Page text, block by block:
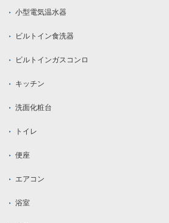
小型電気温水器
ビルトイン食洗器
ビルトインガスコンロ
キッチン
洗面化粧台
トイレ
便座
エアコン
浴室